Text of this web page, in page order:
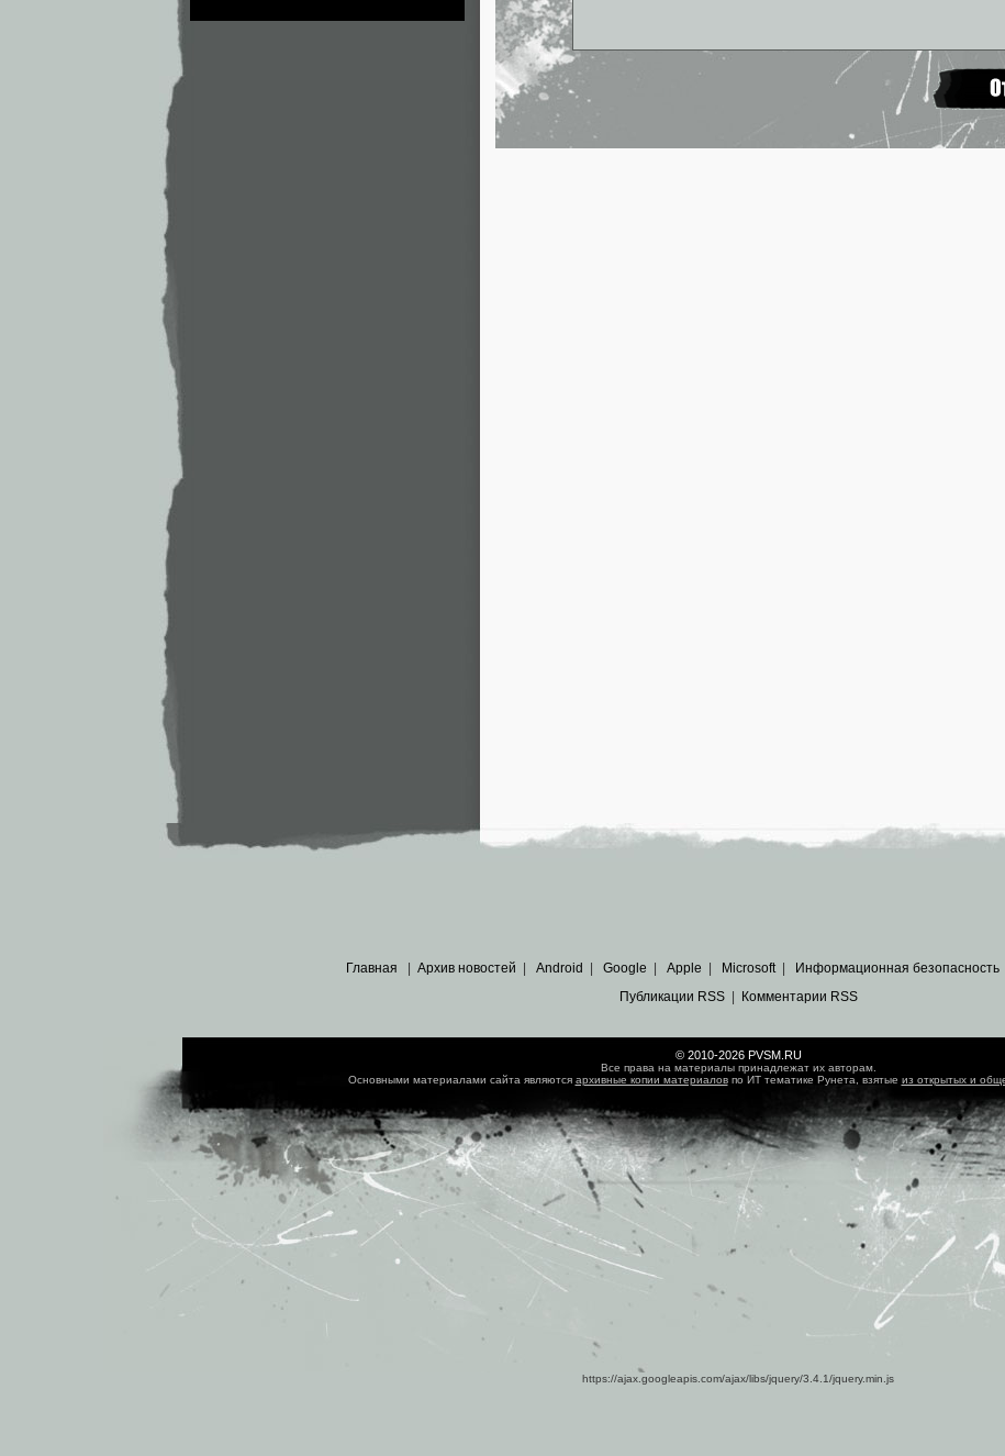
Главная Архив новостей Android Google Apple Microsoft| Информационная безопасность
Публикации RSS| Комментарии RSS
© 2010-2026 PVSM.RU
Все права на материалы принадлежат их авторам.
Основными материалами сайта являются архивные копии материаловпо ИТ тематике Рунета, взятые из открытых и
https://ajax.googleapis.com/ajax/libs/jquery/3.4.1/jquery.min.js